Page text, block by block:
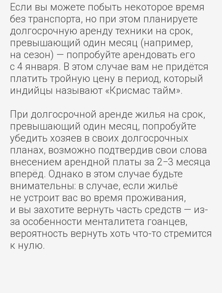
Если вы можете побыть некоторое время
без транспорта, но при этом планируете
долгосрочную аренду техники на срок,
превышающий один месяц (например,
на сезон) — попробуйте арендовать его
с 4 января. В этом случае вам не придётся
платить тройную цену в период, который
индийцы называют «Крисмас тайм».
При долгосрочной аренде жилья на срок,
превышающий один месяц, попробуйте
убедить хозяев в своих долгосрочных
планах, возможно подтвердив свои слова
внесением арендной платы за 2−3 месяца
вперёд. Однако в этом случае будьте
внимательны: в случае, если жильё
не устроит вас во время проживания,
и вы захотите вернуть часть средств — из-
за особенности менталитета гоанцев,
вероятность вернуть хоть что-то стремится
к нулю.